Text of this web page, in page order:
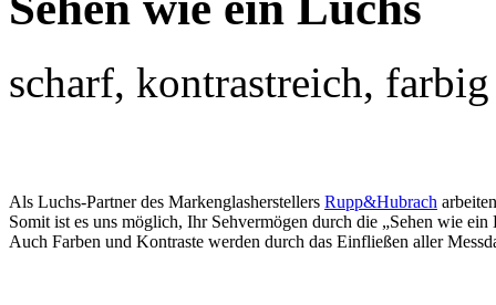
scharf, kontrastreich, farbig
Als Luchs-Partner des Markenglasherstellers Rupp&Hubrach
Somit ist es uns möglich, Ihr Sehvermögen durch die „Sehen wie
Auch Farben und Kontraste werden durch das Einfließen aller